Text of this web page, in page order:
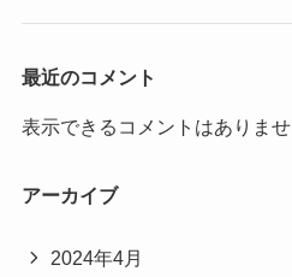
最近のコメント
表示できるコメントはありませ
アーカイブ
2024年4月